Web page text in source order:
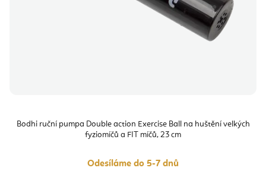
Bodhi ruční pumpa Double action Exercise Ball na huštění velkých
fyziomíčů a FIT míčů, 23 cm
Odesíláme do 5-7 dnů